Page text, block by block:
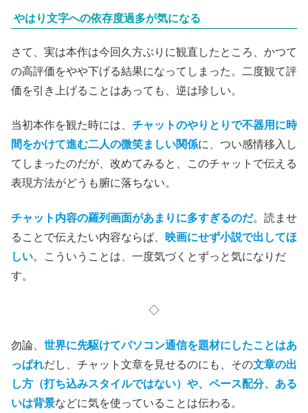
やはり文字への依存度過多が気になる
さて、実は本作は今回久方ぶりに観直したところ、かつて
の高評価をやや下げる結果になってしまった。二度観て評
価を引き上げることはあっても、逆は珍しい。
当初本作を観た時には、 チャットのやりとりで不器用に時
間をかけて進む二人の微笑ましい関係に、つい感情移入し
てしまったのだが、改めてみると、このチャットで伝える
表現方法がどうも腑に落ちない。
チャット内容の羅列画面があまりに多すぎるのだ。読ませ
ることで伝えたい内容ならば、
映画にせず小説で出してほ
しい。こういうことは、一度気づくとずっと気になりだ
す。
◇
勿論、 世界に先駆けてパソコン通信を題材にしたことはあ
っぱれだし、チャット文章を見せるのにも、その文章の出
し方（打ち込みスタイルではない）や、ペース配分、ある
いは背景などに気を使っていることは伝わる。